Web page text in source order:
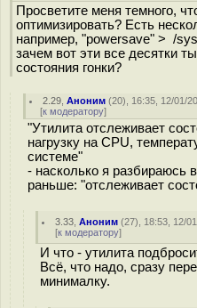
Просветите меня темного,
оптимизировать? Есть
например, "powersave" > /
зачем вот эти все десятки
состояния гонки?
2.29 ,Аноним (20), 16:35, 12/01/
[к модератору]
"Утилита отслеживает
нагрузку на CPU,
системе"
- насколько я разбираюсь
раньше: "отслеживает
3.33 ,Аноним (27), 18:53, 12/
[к модератору]
И что - утилита
Всё, что надо, сразу
минималку.